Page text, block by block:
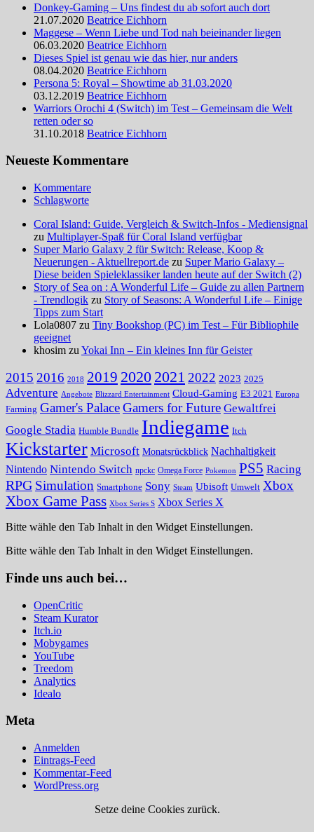
Donkey-Gaming – Uns findest du ab sofort auch dort
21.07.2020 Beatrice Eichhorn
Maggese – Wenn Liebe und Tod nah beieinander liegen
06.03.2020 Beatrice Eichhorn
Dieses Spiel ist genau wie das hier, nur anders
08.04.2020 Beatrice Eichhorn
Persona 5: Royal – Showtime ab 31.03.2020
03.12.2019 Beatrice Eichhorn
Warriors Orochi 4 (Switch) im Test – Gemeinsam die Welt
retten oder so
31.10.2018 Beatrice Eichhorn
Neueste Kommentare
Kommentare
Schlagworte
Coral Island: Guide, Vergleich & Switch-Infos - Mediensignal
zu Multiplayer-Spaß für Coral Island verfügbar
Super Mario Galaxy 2 für Switch: Release, Koop &
Neuerungen - Aktuellreport.de zu Super Mario Galaxy –
Diese beiden Spieleklassiker landen heute auf der Switch (2)
Story of Sea on : A Wonderful Life – Guide zu allen Partnern
- Trendlogik zu Story of Seasons: A Wonderful Life – Einige
Tipps zum Start
Lola0807 zu Tiny Bookshop (PC) im Test – Für Bibliophile
geeignet
khosim zu Yokai Inn – Ein kleines Inn für Geister
2015 2016 2018 2019 2020 2021 2022 2023 2025
Adventure Angebote Blizzard Entertainment Cloud-Gaming E3 2021 Europa
Farming Gamer's PalaceGamers for Future Gewaltfrei
Google Stadia Humble Bundle Indiegame Itch
Kickstarter Microsoft Monatsrückblick Nachhaltigkeit
Nintendo Nintendo Switch npckc Omega Force Pokemon PS5 Racing
RPG Simulation Smartphone Sony Steam Ubisoft Umwelt Xbox
Xbox Game Pass Xbox Series S Xbox Series X
Bitte wähle den Tab Inhalt in den Widget Einstellungen.
Bitte wähle den Tab Inhalt in den Widget Einstellungen.
Finde uns auch bei…
OpenCritic
Steam Kurator
Itch.io
Mobygames
YouTube
Treedom
Analytics
Idealo
Meta
Anmelden
Eintrags-Feed
Kommentar-Feed
WordPress.org
Setze deine Cookies zurück.